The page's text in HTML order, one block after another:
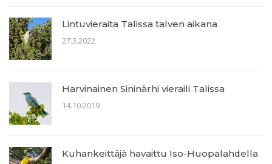
Lintuvieraita Talissa talven aikana
27.3.2022
Harvinainen Sininärhi vieraili Talissa
14.10.2019
Kuhankeittäjä havaittu Iso-Huopalahdella